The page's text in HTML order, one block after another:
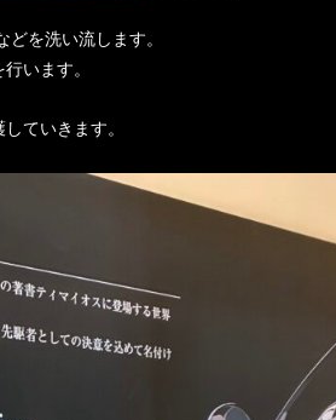
を洗い流します。
います。
ていきます。